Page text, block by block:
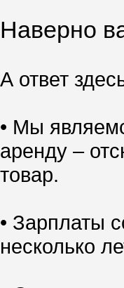
Наверно
А ответ
• Мы
аренду –
товар.
• Зарплаты
несколько